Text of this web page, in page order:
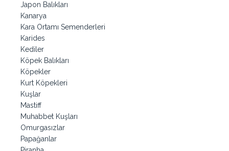
Japon Balıkları
Kanarya
Kara Ortamı Semenderleri
Karides
Kediler
Köpek Balıkları
Köpekler
Kurt Köpekleri
Kuşlar
Mastiff
Muhabbet Kuşları
Omurgasızlar
Papağanlar